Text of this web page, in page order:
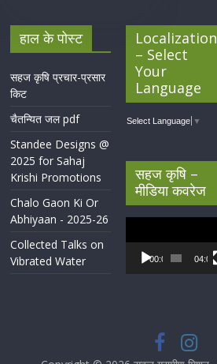
हाल के पोस्ट
सहज कृषि प्रचार-प्रसार
किट
चैतन्यित जल pdf
Standee Designs @
2025 for Sahaj
Krishi Promotions
Chalo Gaon Ki Or
Abhiyaan - 2025-26
Collected Talks on
Vibrated Water
Localization
– Select
Your
Language
Select Language ▼
सहज कृषि –
मीडिया कवरेज
Player
00:00 04:07